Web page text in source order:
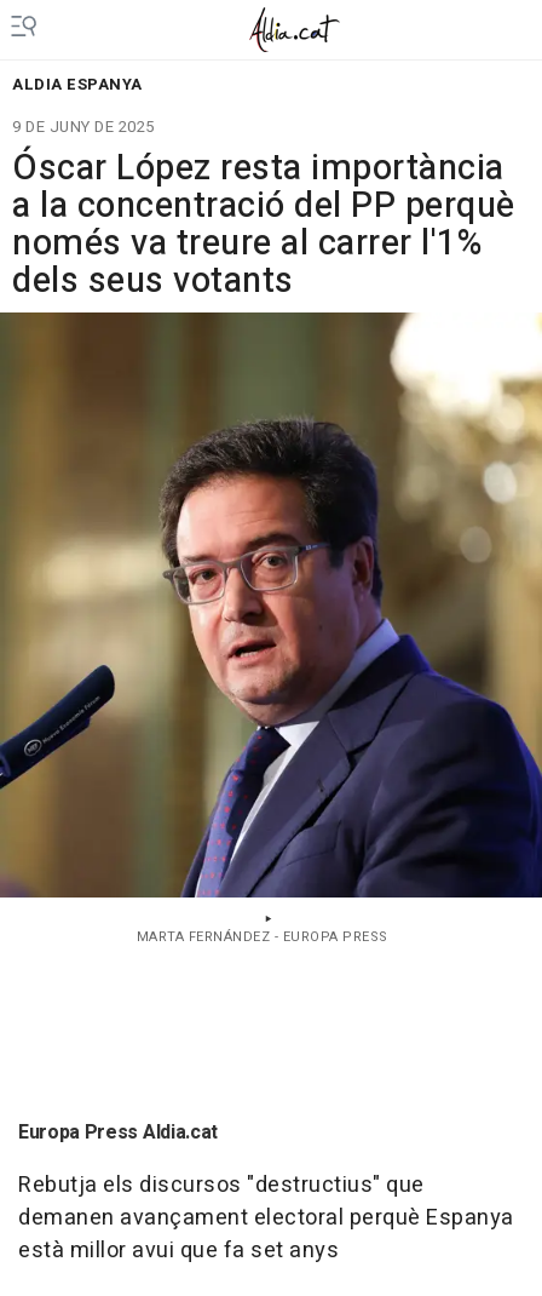
ALDIA ESPANYA
9 DE JUNY DE 2025
Óscar López resta importància
a la concentració del PP perquè
només va treure al carrer l'1%
dels seus votants
MARTA FERNÁNDEZ - EUROPA PRESS
Europa Press Aldia.cat
Rebutja els discursos "destructius" que
demanen avançament electoral perquè Espanya
està millor avui que fa set anys